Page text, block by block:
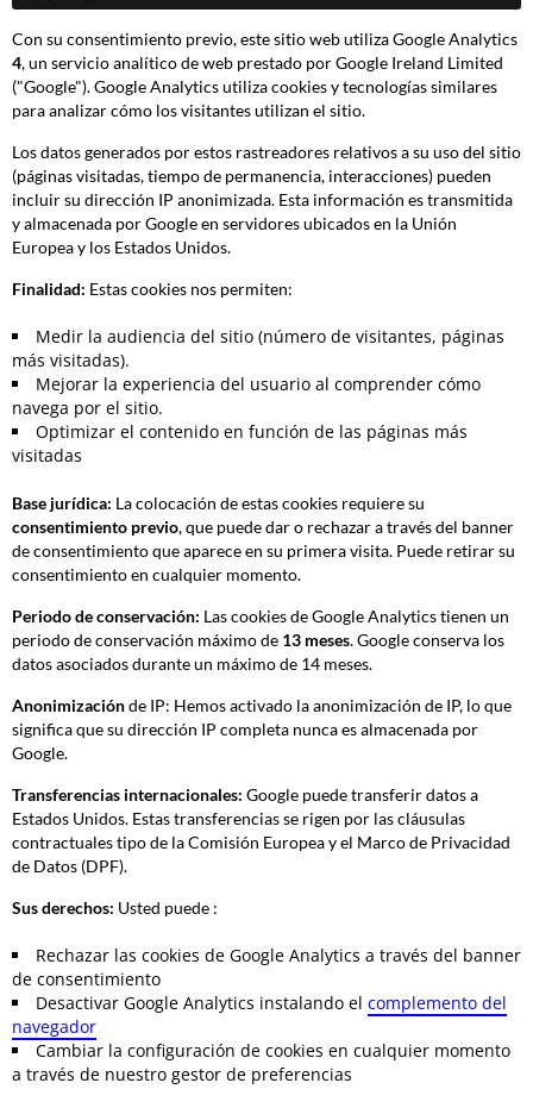
Con su consentimiento previo, este sitio web utiliza Google Analytics
4, un servicio analítico de web prestado por Google Ireland Limited
("Google"). Google Analytics utiliza cookies y tecnologías similares
para analizar cómo los visitantes utilizan el sitio.
Los datos generados por estos rastreadores relativos a su uso del sitio
(páginas visitadas, tiempo de permanencia, interacciones) pueden
incluir su dirección IP anonimizada. Esta información es transmitida
y almacenada por Google en servidores ubicados en la Unión
Europea y los Estados Unidos.
Finalidad: Estas cookies nos permiten:
Medir la audiencia del sitio (número de visitantes, páginas
más visitadas).
Mejorar la experiencia del usuario al comprender cómo
navega por el sitio.
Optimizar el contenido en función de las páginas más
visitadas
Base jurídica: La colocación de estas cookies requiere su
consentimiento previo, que puede dar o rechazar a través del banner
de consentimiento que aparece en su primera visita. Puede retirar su
consentimiento en cualquier momento.
Periodo de conservación: Las cookies de Google Analytics tienen un
periodo de conservación máximo de 13 meses. Google conserva los
datos asociados durante un máximo de 14 meses.
Anonimizaciónde IP: Hemos activado la anonimización de IP, lo que
significa que su dirección IP completa nunca es almacenada por
Google.
Transferencias internacionales: Google puede transferir datos a
Estados Unidos. Estas transferencias se rigen por las cláusulas
contractuales tipo de la Comisión Europea y el Marco de Privacidad
de Datos (DPF).
Sus derechos: Usted puede :
Rechazar las cookies de Google Analytics a través del banner
de consentimiento
Desactivar Google Analytics instalando el complemento del
navegador
Cambiar la configuración de cookies en cualquier momento
a través de nuestro gestor de preferencias